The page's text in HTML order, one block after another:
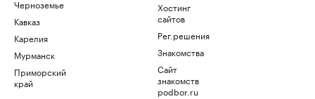
Черноземье
Кавказ
Карелия
Мурманск
Приморский
край
Хостинг
сайтов
Рег.решения
Знакомства
Сайт
знакомств
podbor.ru